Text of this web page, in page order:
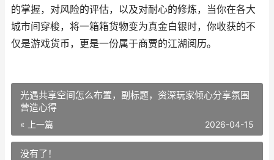
的掌握，对风险的评估，以及对耐心的修炼，当你在各大
城市间穿梭，将一箱箱货物变为真金白银时，你收获的不
仅是游戏货币，更是一份属于商贾的江湖阅历。
光遇共享空间怎么布置，副标题，资深玩家倾心分享氛围
营造心得
« 上一篇 2026-04-15
没有了！